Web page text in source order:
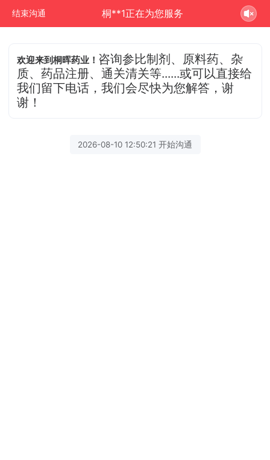
结束沟通 桐**1正在为您服务
欢迎来到桐晖药业！ 咨询参比制剂、原料药、杂
质、药品注册、通关清关等......或可以直接给
我们留下电话，我们会尽快为您解答，谢
谢！
2026-08-10 12:50:21 开始沟通